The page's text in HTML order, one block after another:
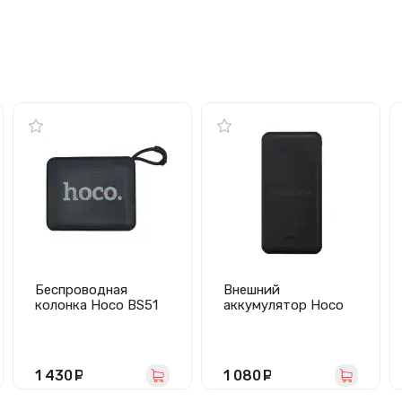
Беспроводная
колонка Hoco BS51
1 430 руб.
Внешний
аккумулятор Hoco
(черный)
1 080 руб.